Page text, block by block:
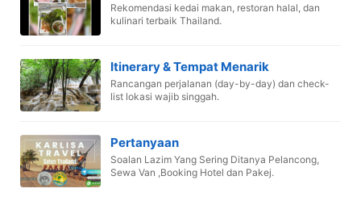
Rekomendasi kedai makan, restoran halal, dan
kulinari terbaik Thailand.
Itinerary & Tempat Menarik
Rancangan perjalanan (day-by-day) dan check-
list lokasi wajib singgah.
Pertanyaan
Soalan Lazim Yang Sering Ditanya Pelancong,
Sewa Van ,Booking Hotel dan Pakej.